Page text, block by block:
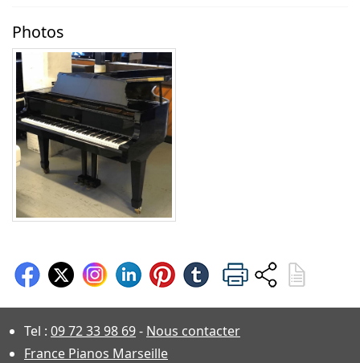
Photos
Tel : 09 72 33 98 69- Nous contacter
France Pianos Marseille